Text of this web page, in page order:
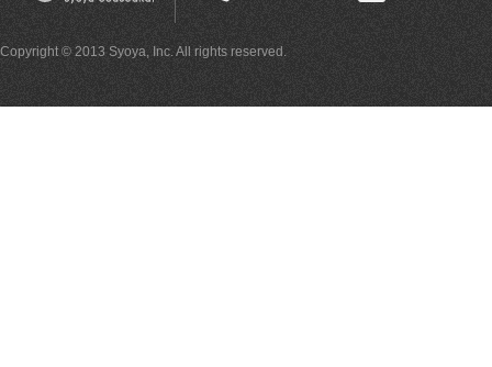
Copyright © 2013 Syoya, Inc. All rights reserved.